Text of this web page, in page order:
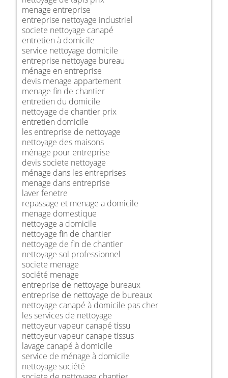
menage entreprise
entreprise nettoyage industriel
societe nettoyage canapé
entretien à domicile
service nettoyage domicile
entreprise nettoyage bureau
ménage en entreprise
devis menage appartement
menage fin de chantier
entretien du domicile
nettoyage de chantier prix
entretien domicile
les entreprise de nettoyage
nettoyage des maisons
ménage pour entreprise
devis societe nettoyage
ménage dans les entreprises
menage dans entreprise
laver fenetre
repassage et menage a domicile
menage domestique
nettoyage a domicile
nettoyage fin de chantier
nettoyage de fin de chantier
nettoyage sol professionnel
societe menage
société menage
entreprise de nettoyage bureaux
entreprise de nettoyage de bureaux
nettoyage canapé à domicile pas cher
les services de nettoyage
nettoyeur vapeur canapé tissu
nettoyeur vapeur canape tissus
lavage canapé à domicile
service de ménage à domicile
nettoyage société